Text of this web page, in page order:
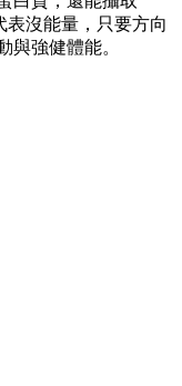
表沒能量，只要方向
與強健體能。